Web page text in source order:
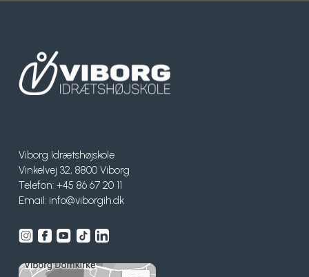
Viborg Idrætshøjskole
Vinkelvej 32, 8800 Viborg
Telefon: +45 86 67 20 11
Email: info@viborgih.dk